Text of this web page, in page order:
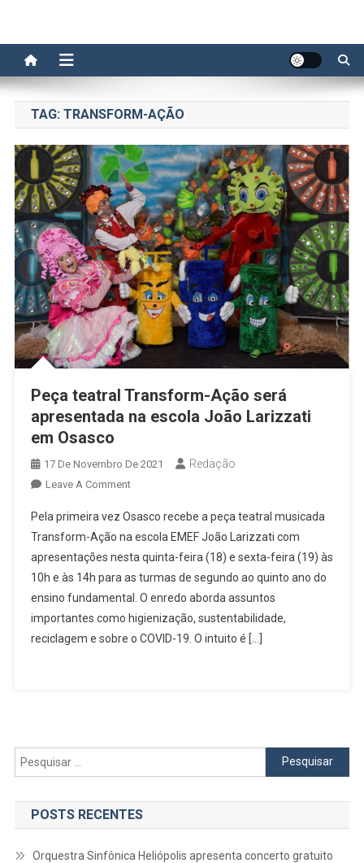
TAG: TRANSFORM-AÇÃO
Peça teatral Transform-Ação será
apresentada na escola João Larizzati
em Osasco
17 De Novembro De 2021 Redação
Leave A CommentOn
Teatral
Transform-
Ação
Será
Apresentada
Na
Escola
Pela primeira vez Osasco recebe a peça teatral musicada
Transform-Ação na escola EMEF João Larizzati com
apresentações nesta quinta-feira (18) e sexta-feira (19) às
10h e às 14h para as turmas de segundo ao quinto ano do
ensino fundamental. O enredo aborda assuntos
importantes como higienização, sustentabilidade,
reciclagem e sobre o COVID-19. O intuito é […]
Pesquisar
por:
POSTS RECENTES
Orquestra Sinfônica Heliópolis apresenta concerto gratuito